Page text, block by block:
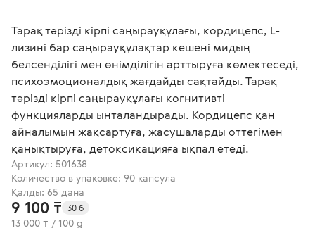
Тарақ тәрізді кірпі саңырауқұлағы, кордицепс, L-
лизині бар саңырауқұлақтар кешені мидың
белсенділігі мен өнімділігін арттыруға көмектеседі,
психоэмоционалдық жағдайды сақтайды. Тарақ
тәрізді кірпі саңырауқұлағы когнитивті
функцияларды ынталандырады. Кордицепс қан
айналымын жақсартуға, жасушаларды оттегімен
қанықтыруға, детоксикацияға ықпал етеді.
Артикул: 501638
Количество в упаковке: 90 капсула
Қалды: 65 дана
9 100 ₸ 30 б
13 000 ₸ / 100 g